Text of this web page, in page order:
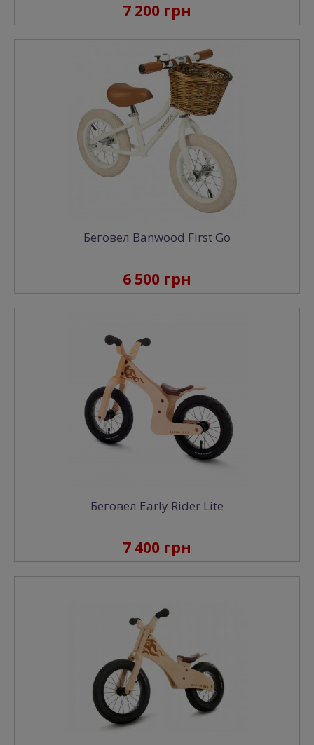
7 200 грн
Беговел Banwood First Go
6 500 грн
Беговел Early Rider Lite
7 400 грн